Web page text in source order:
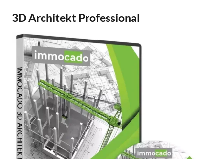
3D Architekt Professional